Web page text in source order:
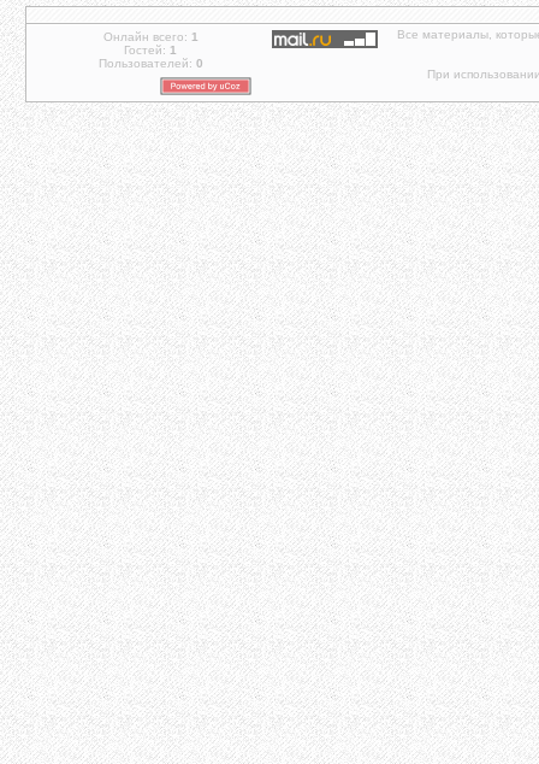
Онлайн всего: 1
Гостей: 1
Пользователей: 0
Все материалы,
При